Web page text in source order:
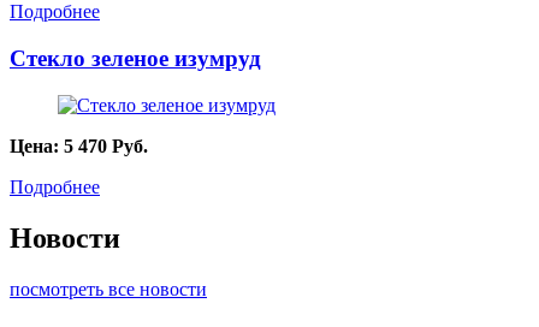
Подробнее
Стекло зеленое изумруд
Цена: 5 470 Руб.
Подробнее
Новости
посмотреть все новости